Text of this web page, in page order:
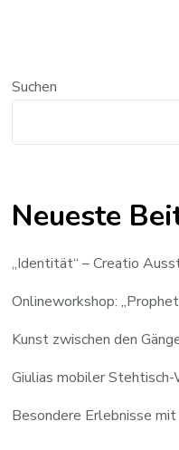
Suchen
Neueste
„Identität“ – Creatio
Onlineworkshop:
Kunst zwischen den
Giulias mobiler Stehtisch-
Besondere Erlebnisse